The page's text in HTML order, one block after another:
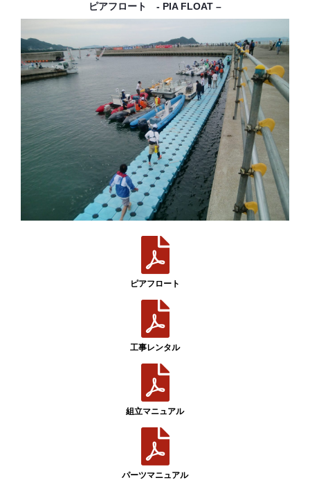
ピアフロート - PIA FLOAT –
ピアフロート
工事レンタル
組立マニュアル
パーツマニュアル